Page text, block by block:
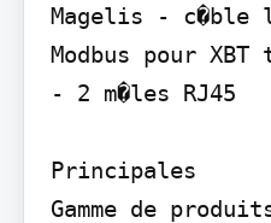
Magelis - c�ble
Modbus pour
- 2 m�les RJ45
Principales
Gamme de